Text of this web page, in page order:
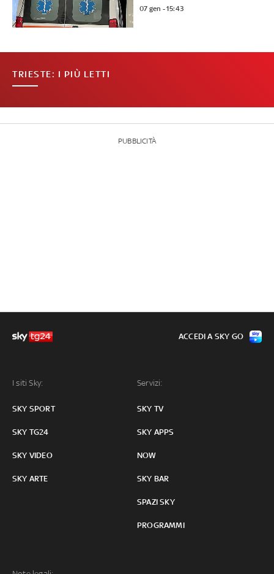
07 gen - 15:43
TRIESTE: I PIÙ LETTI
PUBBLICITÀ
I siti Sky:
SKY SPORT
SKY TG24
SKY VIDEO
SKY ARTE
Servizi:
SKY TV
SKY APPS
NOW
SKY BAR
SPAZI SKY
PROGRAMMI
ACCEDI A SKY GO